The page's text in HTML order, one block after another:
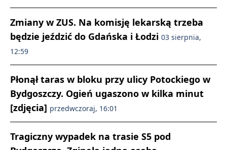
Zmiany w ZUS. Na komisję lekarską trzeba
będzie jeździć do Gdańska i Łodzi 03 sierpnia,
12:59
Płonął taras w bloku przy ulicy Potockiego w
Bydgoszczy. Ogień ugaszono w kilka minut
[zdjęcia] przedwczoraj, 16:01
Tragiczny wypadek na trasie S5 pod